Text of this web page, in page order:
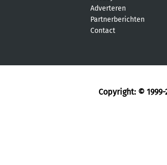
Adverteren
Partnerberichten
Contact
Copyright: © 1999-